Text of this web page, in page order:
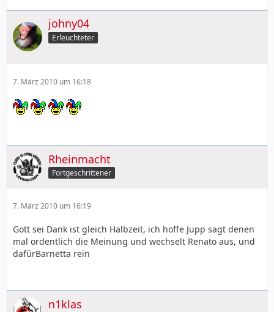
johny04
Erleuchteter
7. März 2010 um 16:18
Rheinmacht
Fortgeschrittener
7. März 2010 um 16:19
Gott sei Dank ist gleich Halbzeit, ich hoffe Jupp sagt denen
mal ordentlich die Meinung und wechselt Renato aus, und
dafürBarnetta rein
n1klas